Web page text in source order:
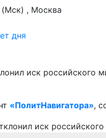
(Мск) , Москва
дня
иск
«ПолитНавигатора»,